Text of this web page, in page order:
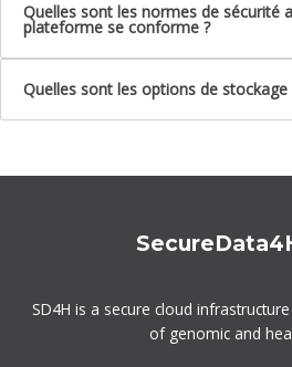
Quelles sont les normes de sécurité
plateforme se conforme ?
Quelles sont les options de stockage
SD4H is a secure cloud
of genomic and